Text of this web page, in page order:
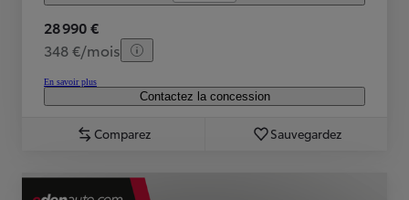
28 990 €
348 €/mois
En savoir plus
Contactez la concession
Comparez Sauvegardez